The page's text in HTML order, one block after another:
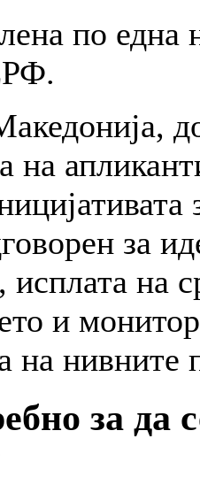
по една
на
за
исплата на
и
на нивните
за да